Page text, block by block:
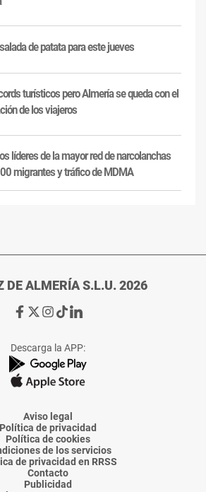
de patata para este jueves
turísticos pero Almería se queda con el
de los viajeros
líderes de la mayor red de narcolanchas
migrantes y tráfico de MDMA
DE ALMERÍA S.L.U. 2026
Ir
de
La
Voz
Almería
Ir
de
La
Voz
Almería
Ir
de
La
Voz
Almería
Ir
de
La
Voz
Almería
Ir
de
La
Voz
Descarga la APP:
Aviso legal
Política de privacidad
Política de cookies
de los servicios
de privacidad en RRSS
Contacto
Publicidad